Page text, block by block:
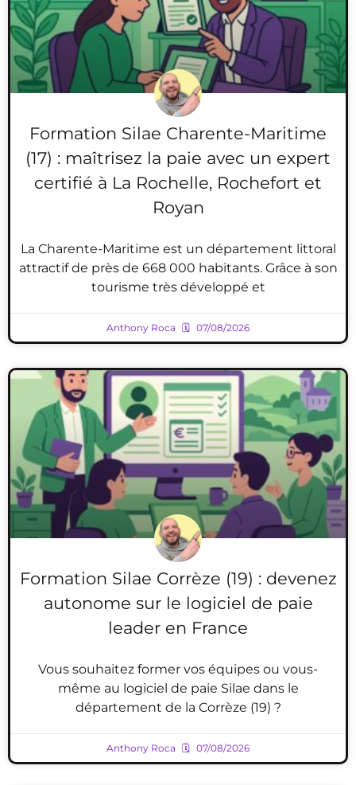
Formation Silae Charente-Maritime
(17) : maîtrisez la paie avec un expert
certifié à La Rochelle, Rochefort et
Royan
La Charente-Maritime est un département littoral
attractif de près de 668 000 habitants. Grâce à son
tourisme très développé et
Anthony Roca 07/08/2026
Formation Silae Corrèze (19) : devenez
autonome sur le logiciel de paie
leader en France
Vous souhaitez former vos équipes ou vous-
même au logiciel de paie Silae dans le
département de la Corrèze (19) ?
Anthony Roca 07/08/2026